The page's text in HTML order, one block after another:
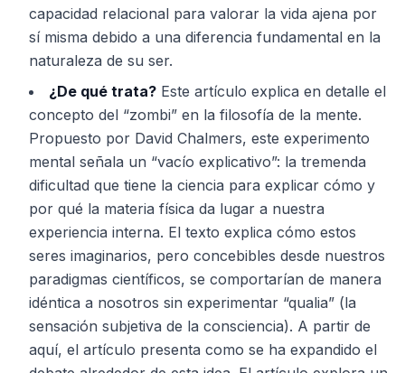
capacidad relacional para valorar la vida ajena por
sí misma debido a una diferencia fundamental en la
naturaleza de su ser.
¿De qué trata? Este artículo explica en detalle el
concepto del “zombi” en la filosofía de la mente.
Propuesto por David Chalmers, este experimento
mental señala un “vacío explicativo”: la tremenda
dificultad que tiene la ciencia para explicar cómo y
por qué la materia física da lugar a nuestra
experiencia interna. El texto explica cómo estos
seres imaginarios, pero concebibles desde nuestros
paradigmas científicos, se comportarían de manera
idéntica a nosotros sin experimentar “qualia” (la
sensación subjetiva de la consciencia). A partir de
aquí, el artículo presenta como se ha expandido el